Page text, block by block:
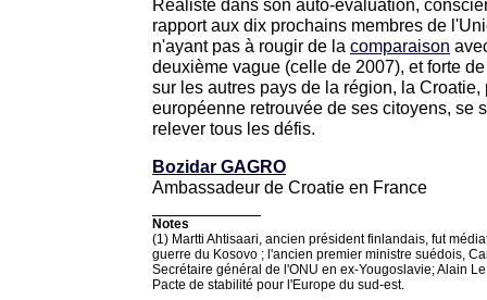
Réaliste dans son auto-évaluation,
rapport aux dix prochains membres de
n'ayant pas à rougir de la comparaison
deuxième vague (celle de 2007), et forte
sur les autres pays de la région, la Croatie,
européenne retrouvée de ses citoyens, se
relever tous les défis.
Bozidar GAGRO
Ambassadeur de Croatie en France
Notes
(1) Martti Ahtisaari, ancien président finlandais, fut
guerre du Kosovo ; l'ancien premier ministre suédois,
Secrétaire général de l'ONU en ex-Yougoslavie; Alain
Pacte de stabilité pour l'Europe du sud-est.